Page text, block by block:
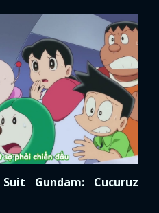
Gundam: Cucuruz